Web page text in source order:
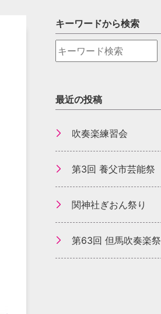
キーワードから検索
最近の投稿
吹奏楽練習会
第3回 養父市芸能祭
関神社ぎおん祭り
第63回 但馬吹奏楽祭